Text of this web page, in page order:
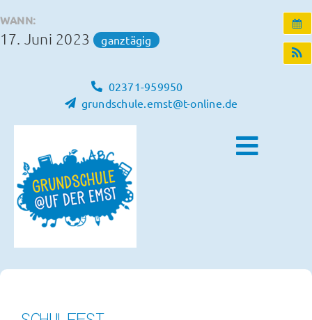
Inhalt
springen
WANN:
17. Juni 2023 ganztägig
02371-959950
grundschule.emst@t-online.de
Toggle